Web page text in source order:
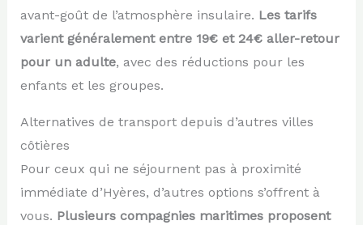
avant-goût de l’atmosphère insulaire. Les tarifs
varient généralement entre 19€ et 24€ aller-retour
pour un adulte, avec des réductions pour les
enfants et les groupes.
Alternatives de transport depuis d’autres villes
côtières
Pour ceux qui ne séjournent pas à proximité
immédiate d’Hyères, d’autres options s’offrent à
vous. Plusieurs compagnies maritimes proposent